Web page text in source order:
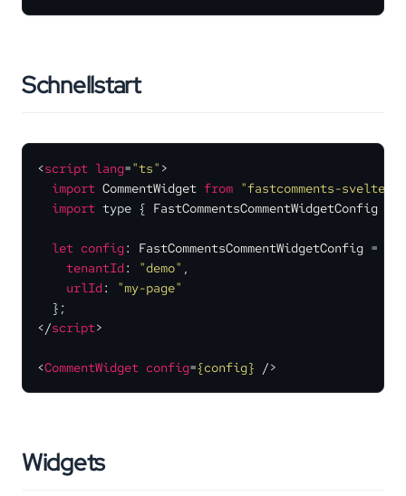
Schnellstart
<script lang="ts" >
import CommentWidget from "fastcomments-svelte/
import type { FastCommentsCommentWidgetConfig
let config: FastCommentsCommentWidgetConfig = {
tenantId: "demo" ,
urlId:
"my-page"
</script>
<CommentWidget config={config} />
Widgets